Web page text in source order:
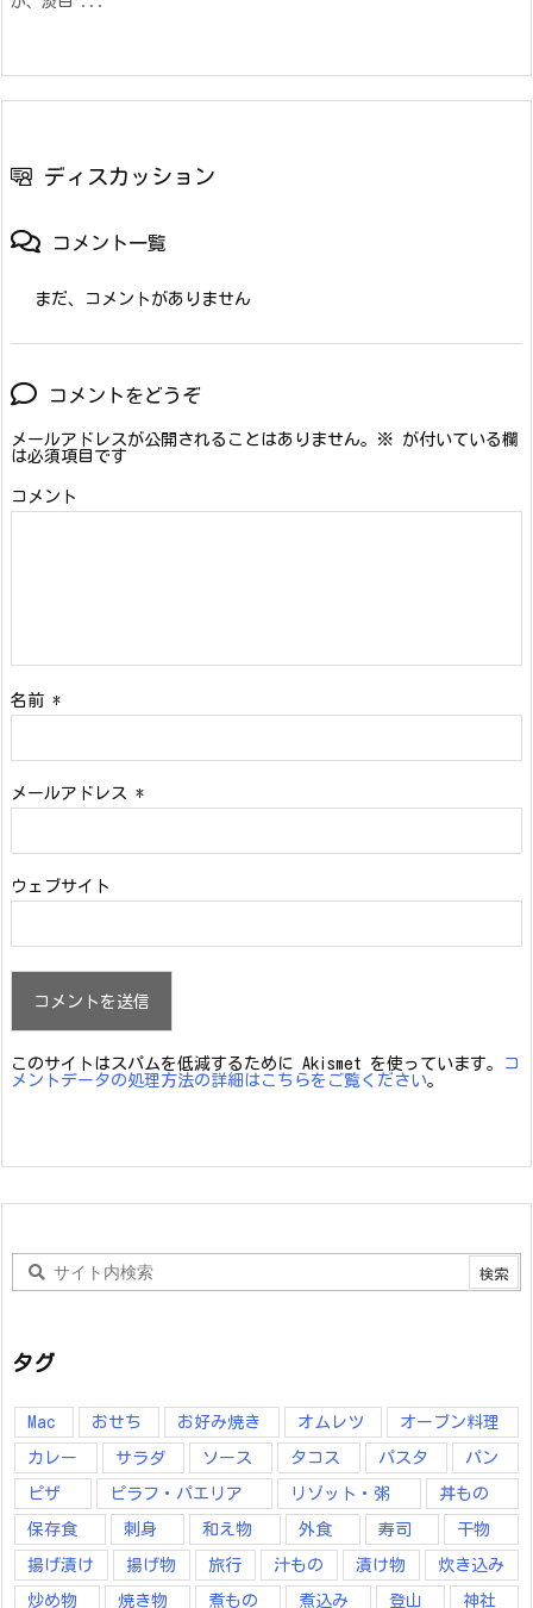
ディスカッション
コメント一覧
まだ、コメントがありません
コメントをどうぞ
メールアドレスが公開されることはありません。 ※ が付いている欄
は必須項目です
コメント
名前 *
メールアドレス *
ウェブサイト
このサイトはスパムを低減するために Akismet を使っています。
コ
メントデータの処理方法の詳細はこちらをご覧ください。
タグ
Mac おせち お好み焼き オムレツ オーブン料理
カレー サラダ ソース タコス パスタ パン
ピザ ピラフ・パエリア リゾット・粥 丼もの
保存食 刺身 和え物 外食 寿司 干物
揚げ漬け 揚げ物 旅行 汁もの 漬け物 炊き込み
炒め物 焼き物 煮もの 煮込み 登山 神社